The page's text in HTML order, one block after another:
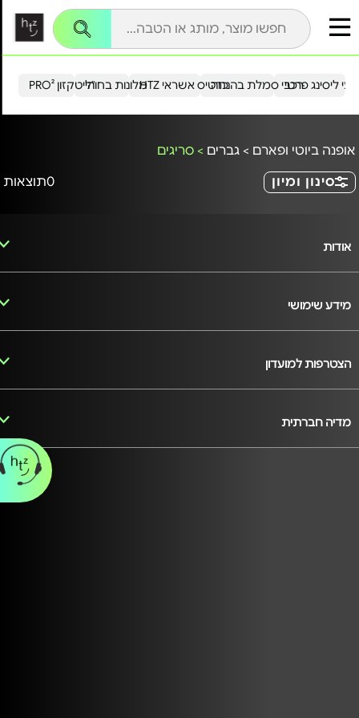
הייטקזון PRO²מלונות בחו"ל כרטיס אשראי HTZ ליסינג פרטירכבי סמלת בהנחה
אופנה ביוטי ופארם > גברים > סריגים
סינון ומיון
0תוצאות
אודות
מידע שימושי
הצטרפות למועדון
מדיה חברתית